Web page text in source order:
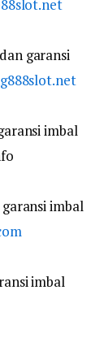
garansi
imbal
imbal
imbal